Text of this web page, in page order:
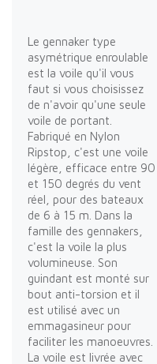
Le gennaker type
asymétrique enroulable
est la voile qu'il vous
faut si vous choisissez
de n'avoir qu'une seule
voile de portant.
Fabriqué en Nylon
Ripstop, c'est une voile
légère, efficace entre 90
et 150 degrés du vent
réel, pour des bateaux
de 6 à 15 m. Dans la
famille des gennakers,
c'est la voile la plus
volumineuse. Son
guindant est monté sur
bout anti-torsion et il
est utilisé avec un
emmagasineur pour
faciliter les manoeuvres.
La voile est livrée avec